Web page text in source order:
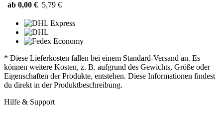
ab 0,00 € 5,79 €
* Diese Lieferkosten fallen bei einem Standard-Versand an. Es
können weitere Kosten, z. B. aufgrund des Gewichts, Größe oder
Eigenschaften der Produkte, entstehen. Diese Informationen findest
du direkt in der Produktbeschreibung.
Hilfe & Support